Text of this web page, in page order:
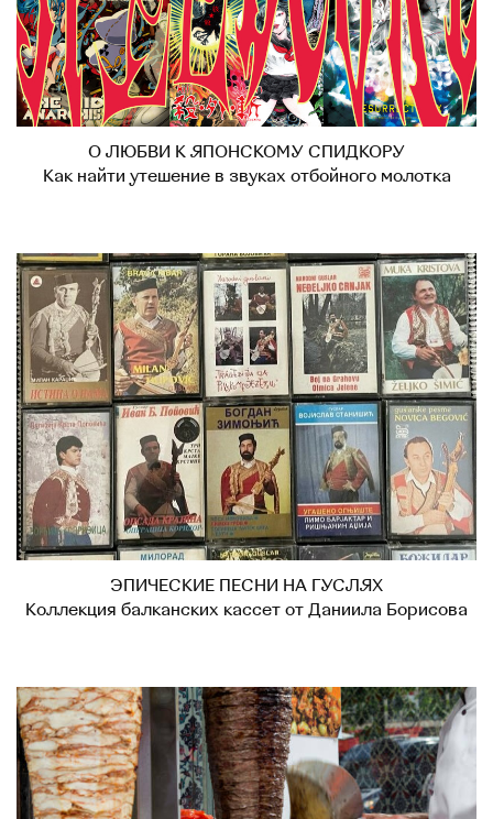
О ЛЮБВИ К ЯПОНСКОМУ СПИДКОРУ
Как найти утешение в звуках отбойного молотка
ЭПИЧЕСКИЕ ПЕСНИ НА ГУСЛЯХ
Коллекция балканских кассет от Даниила Борисова